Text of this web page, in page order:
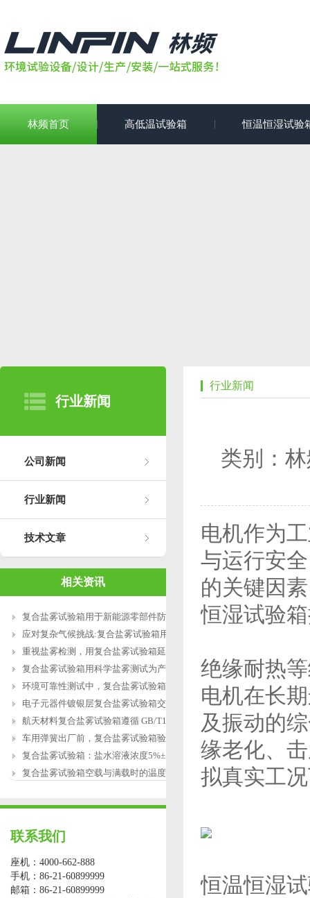
林频首页 高低温试验箱 恒温恒湿试验
行业新闻
公司新闻
行业新闻
技术文章
相关资讯
复合盐雾试验箱用于新能源零部件防腐测
应对复杂气候挑战:复合盐雾试验箱用于涂
重视盐雾检测，用复合盐雾试验箱延长产
复合盐雾试验箱用科学盐雾测试为产品研
环境可靠性测试中，复合盐雾试验箱缺水
电子元器件镀银层复合盐雾试验箱交变盐
航天材料复合盐雾试验箱遵循 GB/T12967.3
车用弹簧出厂前，复合盐雾试验箱验证盐
复合盐雾试验箱：盐水溶液浓度5%±1%的配
复合盐雾试验箱空载与满载时的温度恢复
联系我们
座机：4000-662-888
手机：86-21-60899999
邮箱：86-21-60899999
行业新闻
类别：
电机作为
与运行安
的关键因
恒湿试验
绝缘耐热
电机在长
及振动的
缘老化、
拟真实工
恒温恒湿